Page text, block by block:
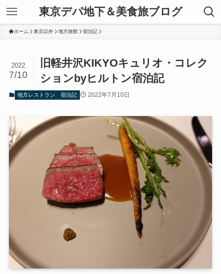
東京デパ地下＆美食旅ブログ
ホーム 東京以外 地方旅館 宿泊記
旧軽井沢KIKYOキュリオ・コレク
ションbyヒルトン宿泊記
2022
7/10
地方レストラン 宿泊記 2022年7月10日